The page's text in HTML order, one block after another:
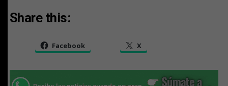
Share this:
Facebook X